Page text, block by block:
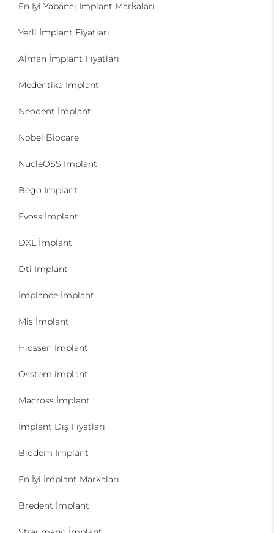
En İyi Yabancı İmplant Markaları
Yerli İmplant Fiyatları
Alman İmplant Fiyatları
Medentika İmplant
Neodent İmplant
Nobel Biocare
NucleOSS İmplant
Bego İmplant
Evoss İmplant
DXL İmplant
Dti İmplant
İmplance İmplant
Mis İmplant
Hiossen İmplant
Osstem implant
Macross İmplant
İmplant Diş Fiyatları
Biodem İmplant
En İyi İmplant Markaları
Bredent İmplant